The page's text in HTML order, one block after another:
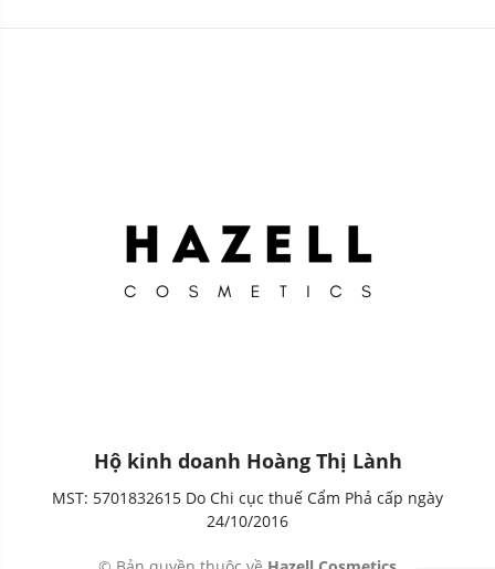
Hộ kinh doanh Hoàng Thị Lành
MST: 5701832615 Do Chi cục thuế Cẩm Phả cấp ngày
24/10/2016